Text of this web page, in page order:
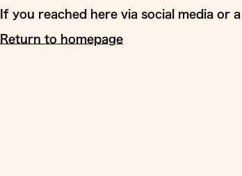
If you reached here via social media or
Return to homepage